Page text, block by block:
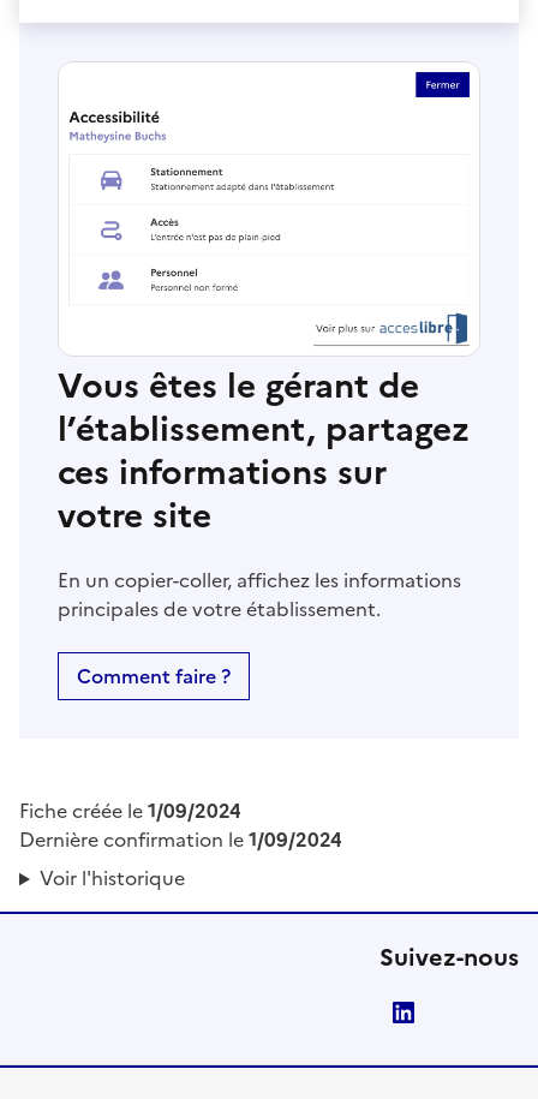
Vous êtes le gérant de
l’établissement, partagez
ces informations sur
votre site
En un copier-coller, affichez les informations
principales de votre établissement.
Comment faire ?
Fiche créée le1/09/2024
Dernière confirmation le1/09/2024
Voir l'historique
Suivez-nous